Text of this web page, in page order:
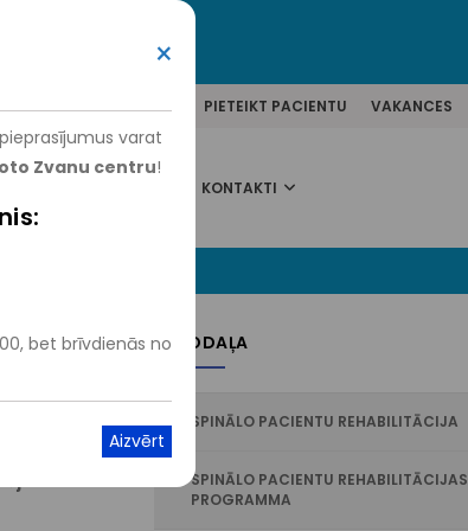
VIZĪTI ATSAUKSMĒM PIETEIKT PACIENTU VAKANCES
KONTAKTI
slodzes
×
varat
Zvanu centru!
bet brīvdienās no3. NODAĻA
SPINĀLO PACIENTU REHABILITĀCIJA
SPINĀLO PACIENTU REHABILITĀCIJAS
PROGRAMMA